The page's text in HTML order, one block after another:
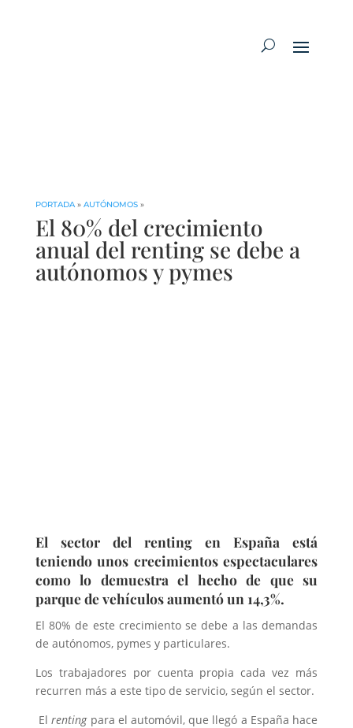
PORTADA» AUTÓNOMOS»
El 80% del crecimiento
anual del renting se debe a
autónomos y pymes
El sector del renting en España está
teniendo unos crecimientos espectaculares
como lo demuestra el hecho de que su
parque de vehículos aumentó un 14,3%.
El 80% de este crecimiento se debe a las demandas
de autónomos, pymes y particulares.
Los trabajadores por cuenta propia cada vez más
recurren más a este tipo de servicio, según el sector.
Elrentingpara el automóvil, que llegó a España hace